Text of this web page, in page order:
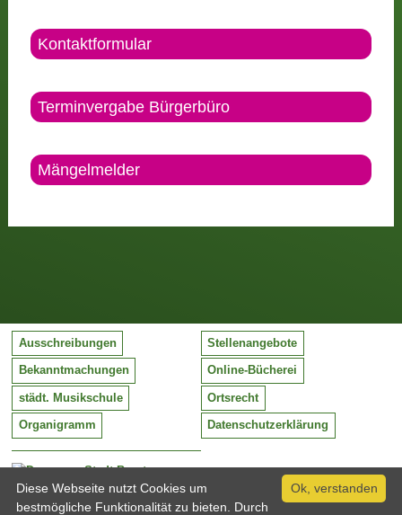
Kontaktformular
Terminvergabe Bürgerbüro
Mängelmelder
Stadt Barntrup
Mittelstraße 38
32683 Barntrup
Ausschreibungen Stellenangebote
Bekanntmachungen Online-Bücherei
städt. Musikschule Ortsrecht
Organigramm Datenschutzerklärung
Ok, verstanden
Diese Webseite nutzt Cookies um
bestmögliche Funktionalität zu bieten. Durch